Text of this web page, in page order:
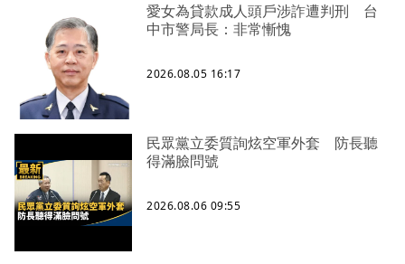
愛女為貸款成人頭戶涉詐遭判刑 台
中市警局長：非常慚愧
2026.08.05 16:17
民眾黨立委質詢炫空軍外套 防長聽
得滿臉問號
2026.08.06 09:55